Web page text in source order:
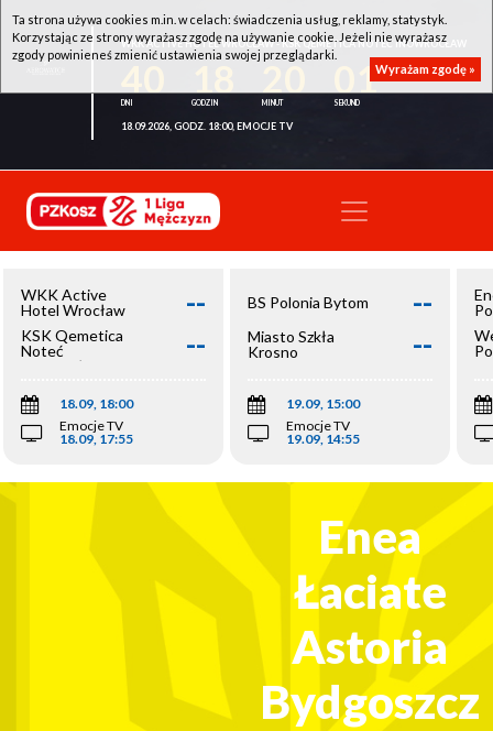
WKK ACTIVE HOTEL WROCŁAW - KSK QEMETICA NOTEĆ INOWROCŁAW
01
18.09.2026, GODZ. 18:00, EMOCJE TV
WKK Active
Hotel Wrocław
--
KSK Qemetica
Noteć
Inowrocław
--
18.09, 18:00
Emocje TV
18.09, 17:55
BS Polonia Bytom --
Miasto Szkła
Krosno
--
19.09, 15:00
Emocje TV
19.09, 14:55
Enea
Łaciate
Astoria
Bydgoszcz
Ta strona używa cookies m.in. w celach: świadczenia usług, reklamy, statystyk.
Korzystając ze strony wyrażasz zgodę na używanie cookie. Jeżeli nie wyrażasz
zgody powinieneś zmienić ustawienia swojej przeglądarki.
Wyrażam zgodę »